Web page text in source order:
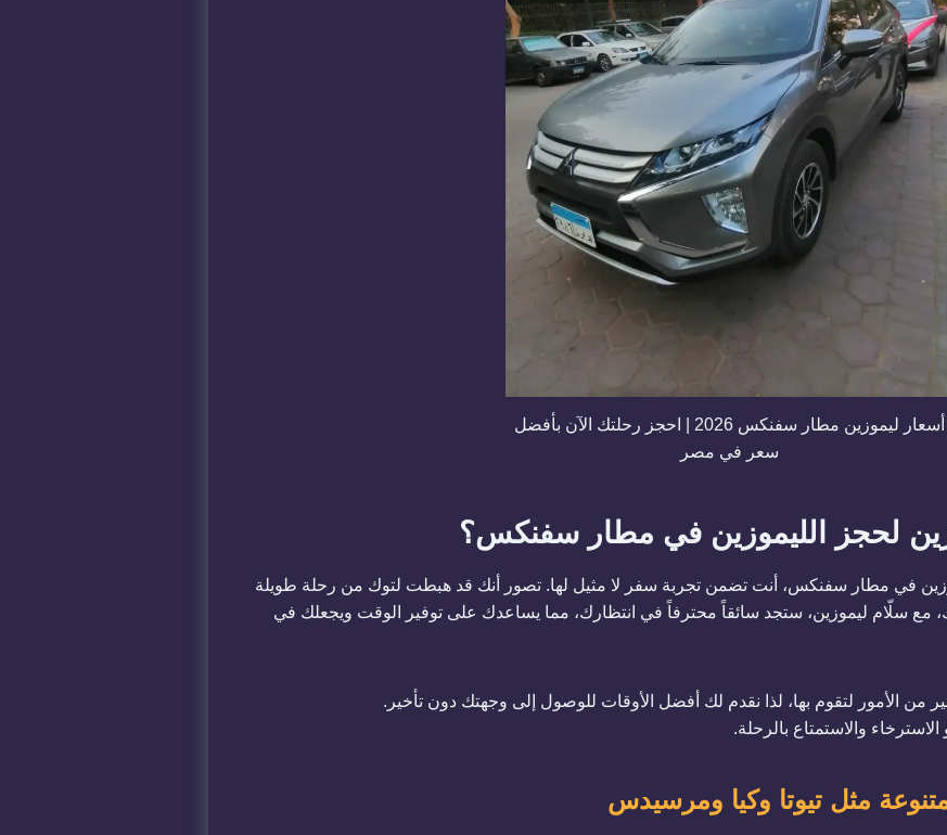
أسعار ليموزين مطار سفنكس 2026 | احجز رحلتك الآن بأفضل
سعر في مصر
لحجز الليموزين في مطار سفنكس؟
في مطار سفنكس، أنت تضمن تجربة سفر لا مثيل لها. تصور أنك قد هبطت لتوك من رحلة طويلة
مع سلّام ليموزين، ستجد سائقاً محترفاً في انتظارك، مما يساعدك على توفير الوقت ويجعلك في
من الأمور لتقوم بها، لذا نقدم لك أفضل الأوقات للوصول إلى وجهتك دون تأخير.
والاستمتاع بالرحلة.
مثل تيوتا وكيا ومرسيدس